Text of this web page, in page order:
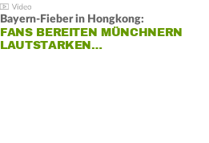
Bayern-Fieber in Hongkong:
FANS BEREITEN MÜNCHNERN
LAUTSTARKEN…